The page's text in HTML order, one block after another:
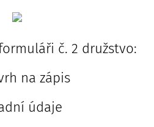
č. 2 družstvo:
na zápis
údaje